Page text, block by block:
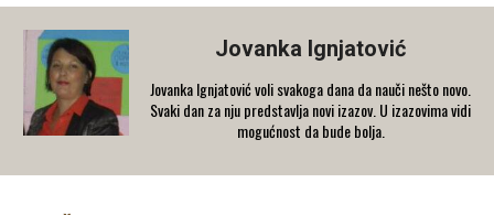
Jovanka Ignjatović
Jovanka Ignjatović voli svakoga dana da nauči nešto novo.
Svaki dan za nju predstavlja novi izazov. U izazovima vidi
mogućnost da bude bolja.